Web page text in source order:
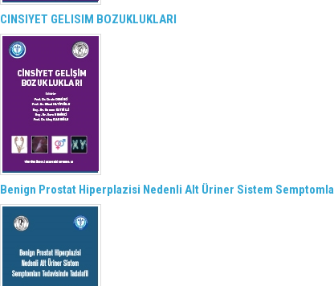
CINSIYET GELISIM BOZUKLUKLARI
Benign Prostat Hiperplazisi Nedenli Alt Üriner Sistem